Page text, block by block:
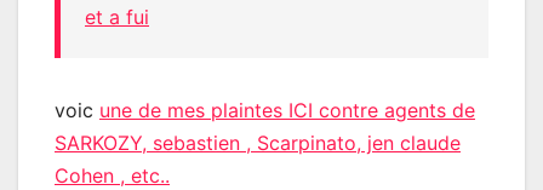
et a fui
voic une de mes plaintes ICI contre agents de
SARKOZY, sebastien , Scarpinato, jen claude
Cohen , etc..